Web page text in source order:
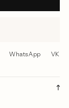
WhatsApp VK